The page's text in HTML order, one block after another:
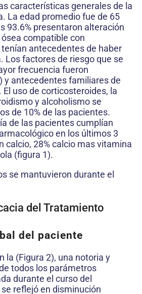
características generales de la
La edad promedio fue de 65
93.6% presentaron alteración
compatible con
antecedentes de haber
Los factores de riesgo que se
frecuencia fueron
y antecedentes familiares de
uso de corticosteroides, la
y alcoholismo se
de 10% de las pacientes.
de las pacientes cumplían
en los últimos 3
calcio, 28% calcio mas vitamina
(figura 1).
se mantuvieron durante el
del Tratamiento
del paciente
la (Figura 2), una notoria y
todos los parámetros
durante el curso del
reflejó en disminución